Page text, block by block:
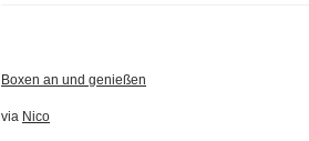
Boxen an und genießen
via Nico